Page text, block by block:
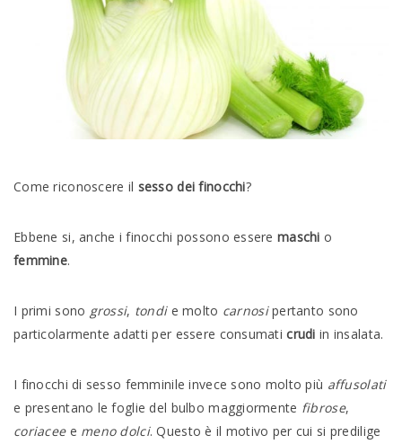
Come riconoscere il sesso dei finocchi?
Ebbene si, anche i finocchi possono esseremaschi o
femmine.
I primi sono grossi, tondie molto carnosipertanto sono
particolarmente adatti per essere consumaticrudi in insalata.
I finocchi di sesso femminile invece sono molto più affusolati
e presentano le foglie del bulbo maggiormente fibrose,
coriaceee meno dolci. Questo è il motivo per cui si predilige